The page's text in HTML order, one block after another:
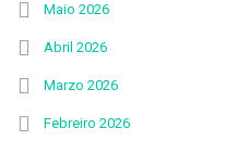
Maio 2026
Abril 2026
Marzo 2026
Febreiro 2026